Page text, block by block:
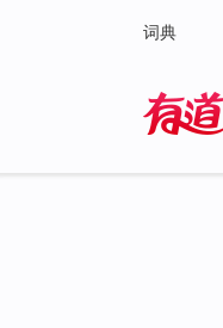
词典